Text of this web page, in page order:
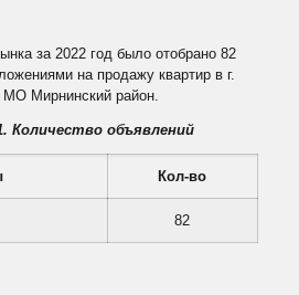
за 2022 год было отобрано 82
на продажу квартир в г.
Мирнинский район.
Количество объявлений
Кол-во
82